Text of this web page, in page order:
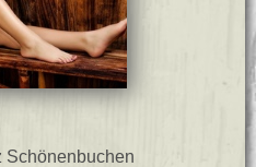
Schönenbuchen